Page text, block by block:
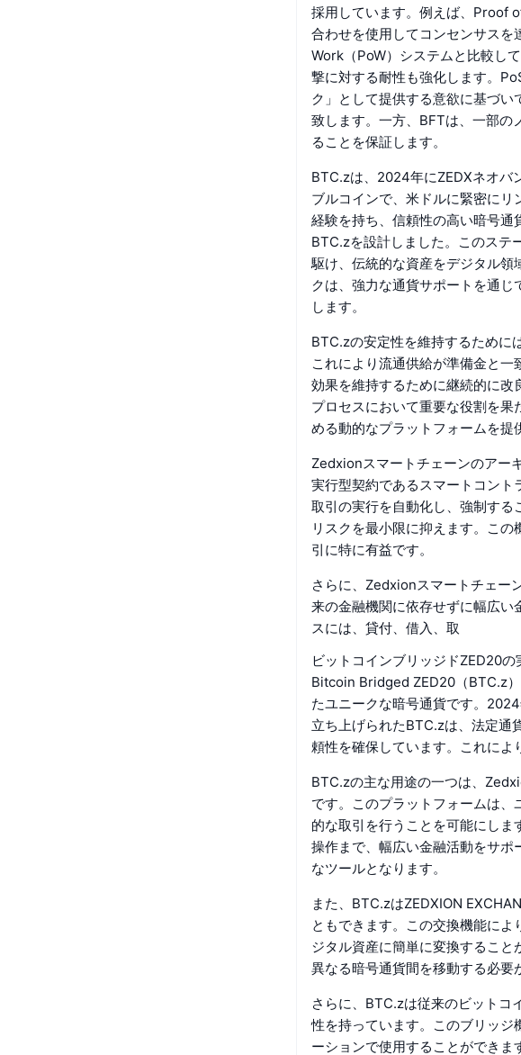
採用しています。例えば、Proof
合わせを使用してコンセンサス
Work（PoW）システムと比較し
撃に対する耐性も強化します。
ク」として提供する意欲に基づ
致します。一方、BFTは、一部の
ることを保証します。
BTC.zは、2024年にZEDXネオバ
ブルコインで、米ドルに緊密に
経験を持ち、信頼性の高い暗号
BTC.zを設計しました。このステ
駆け、伝統的な資産をデジタル領
クは、強力な通貨サポートを通
します。
BTC.zの安定性を維持するために
これにより流通供給が準備金と
効果を維持するために継続的に
プロセスにおいて重要な役割を
める動的なプラットフォームを提
Zedxionスマートチェーンのアー
実行型契約であるスマートコント
取引の実行を自動化し、強制す
リスクを最小限に抑えます。こ
引に特に有益です。
さらに、Zedxionスマートチェー
来の金融機関に依存せずに幅広
スには、貸付、借入、取
ビットコインブリッジドZED20の
Bitcoin Bridged ZED20（BTC.z
たユニークな暗号通貨です。
立ち上げられたBTC.zは、法定通
頼性を確保しています。これによ
BTC.zの主な用途の一つは、
です。このプラットフォームは
的な取引を行うことを可能にし
操作まで、幅広い金融活動をサ
なツールとなります。
また、BTC.zはZEDXION
ともできます。この交換機能に
ジタル資産に簡単に変換するこ
異なる暗号通貨間を移動する必要
さらに、BTC.zは従来のビットコ
性を持っています。このブリッ
ーションで使用することができ